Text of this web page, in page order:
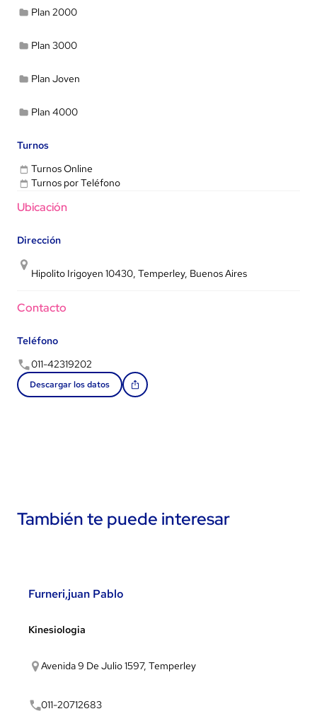
Plan 2000
Plan 3000
Plan Joven
Plan 4000
Turnos
Turnos Online
Turnos por Teléfono
Ubicación
Dirección
Hipolito Irigoyen 10430, Temperley, Buenos Aires
Contacto
Teléfono
011-42319202
Descargar los datos
También te puede interesar
Furneri,juan Pablo
Kinesiologia
Avenida 9 De Julio 1597, Temperley
011-20712683